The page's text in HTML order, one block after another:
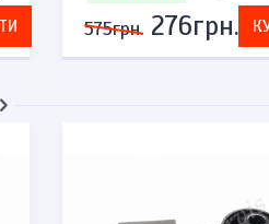
575грн. 276грн.